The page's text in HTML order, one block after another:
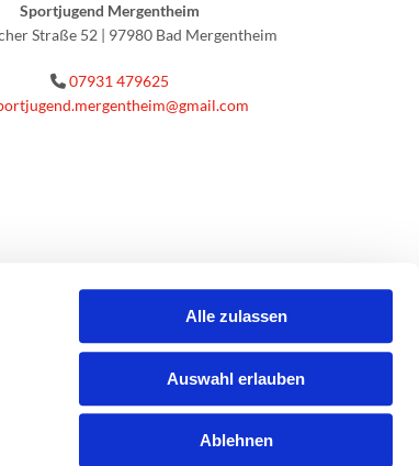
Alle zulassen
Auswahl erlauben
Ablehnen
Sportjugend Mergentheim
Straße 52 | 97980 Bad Mergentheim
 07931 479625